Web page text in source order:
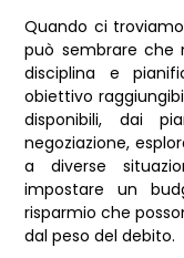
Quando ci
può sembrare che
disciplina e
obiettivo
disponibili, dai
negoziazione,
a diverse
impostare un
risparmio che
dal peso del debito.